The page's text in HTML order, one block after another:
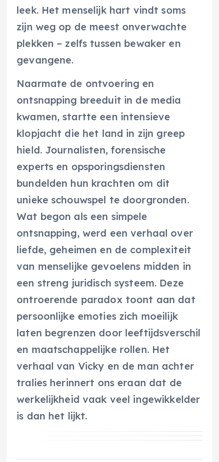
leek. Het menselijk hart vindt soms
zijn weg op de meest onverwachte
plekken – zelfs tussen bewaker en
gevangene.
Naarmate de ontvoering en
ontsnapping breeduit in de media
kwamen, startte een intensieve
klopjacht die het land in zijn greep
hield. Journalisten, forensische
experts en opsporingsdiensten
bundelden hun krachten om dit
unieke schouwspel te doorgronden.
Wat begon als een simpele
ontsnapping, werd een verhaal over
liefde, geheimen en de complexiteit
van menselijke gevoelens midden in
een streng juridisch systeem. Deze
ontroerende paradox toont aan dat
persoonlijke emoties zich moeilijk
laten begrenzen door leeftijdsverschil
en maatschappelijke rollen. Het
verhaal van Vicky en de man achter
tralies herinnert ons eraan dat de
werkelijkheid vaak veel ingewikkelder
is dan het lijkt.